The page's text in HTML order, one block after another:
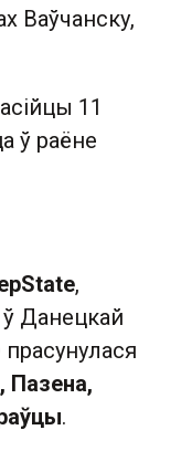
Ваўчанску,
11
ў раёне
,
ў Данецкай
Пазена,
.